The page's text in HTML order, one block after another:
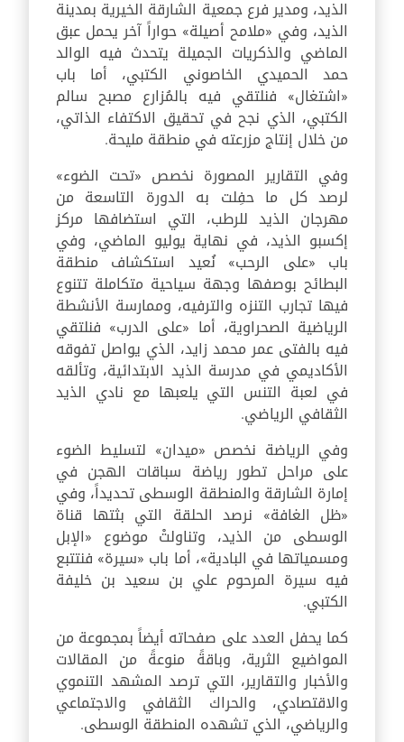
الذيد، ومدير فرع جمعية الشارقة الخيرية بمدينة
الذيد، وفي «ملامح أصيلة» حواراً آخر يحمل عبق
الماضي والذكريات الجميلة يتحدث فيه الوالد
حمد الحميدي الخاصوني الكتبي، أما باب
«اشتغال» فنلتقي فيه بالمُزارع مصبح سالم
الكتبي، الذي نجح في تحقيق الاكتفاء الذاتي،
من خلال إنتاج مزرعته في منطقة مليحة.
وفي التقارير المصورة نخصص «تحت الضوء»
لرصد كل ما حفِلت به الدورة التاسعة من
مهرجان الذيد للرطب، التي استضافها مركز
إكسبو الذيد، في نهاية يوليو الماضي، وفي
باب «على الرحب» نُعيد استكشاف منطقة
البطائح بوصفها وجهة سياحية متكاملة تتنوع
فيها تجارب التنزه والترفيه، وممارسة الأنشطة
الرياضية الصحراوية، أما «على الدرب» فنلتقي
فيه بالفتى عمر محمد زايد، الذي يواصل تفوقه
الأكاديمي في مدرسة الذيد الابتدائية، وتألقه
في لعبة التنس التي يلعبها مع نادي الذيد
الثقافي الرياضي.
وفي الرياضة نخصص «ميدان» لتسليط الضوء
على مراحل تطور رياضة سباقات الهجن في
إمارة الشارقة والمنطقة الوسطى تحديداً، وفي
«ظل الغافة» نرصد الحلقة التي بثتها قناة
الوسطى من الذيد، وتناولتْ موضوع «الإبل
ومسمياتها في البادية»، أما باب «سيرة» فنتتبع
فيه سيرة المرحوم علي بن سعيد بن خليفة
الكتبي.
كما يحفل العدد على صفحاته أيضاً بمجموعة من
المواضيع الثرية، وباقةً منوعةً من المقالات
والأخبار والتقارير، التي ترصد المشهد التنموي
والاقتصادي، والحراك الثقافي والاجتماعي
والرياضي، الذي تشهده المنطقة الوسطى.